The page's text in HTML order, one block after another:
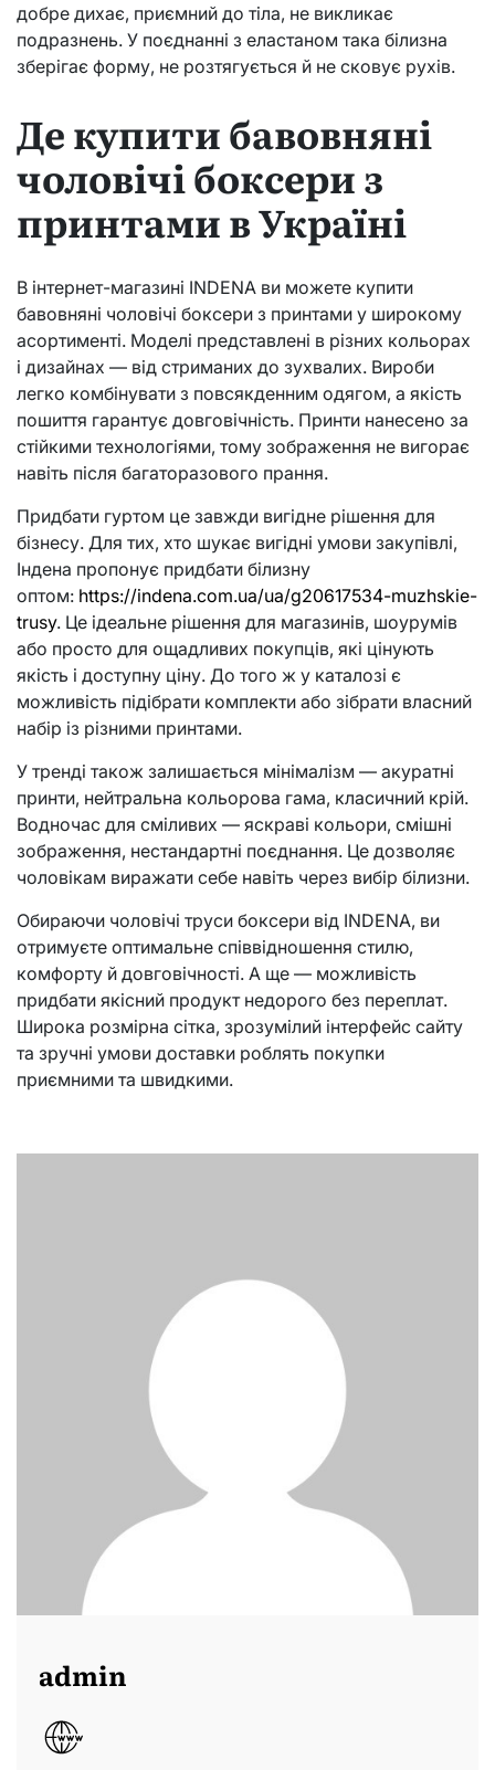
добре дихає, приємний до тіла, не викликає
подразнень. У поєднанні з еластаном така білизна
зберігає форму, не розтягується й не сковує рухів.
Де купити бавовняні
чоловічі боксери з
принтами в Україні
В інтернет-магазині INDENA ви можете купити
бавовняні чоловічі боксери з принтами у широкому
асортименті. Моделі представлені в різних кольорах
і дизайнах — від стриманих до зухвалих. Вироби
легко комбінувати з повсякденним одягом, а якість
пошиття гарантує довговічність. Принти нанесено за
стійкими технологіями, тому зображення не вигорає
навіть після багаторазового прання.
Придбати гуртом це завжди вигідне рішення для
бізнесу. Для тих, хто шукає вигідні умови закупівлі,
Індена пропонує придбати білизну
оптом: https://indena.com.ua/ua/g20617534-muzhskie-
trusy. Це ідеальне рішення для магазинів, шоурумів
або просто для ощадливих покупців, які цінують
якість і доступну ціну. До того ж у каталозі є
можливість підібрати комплекти або зібрати власний
набір із різними принтами.
У тренді також залишається мінімалізм — акуратні
принти, нейтральна кольорова гама, класичний крій.
Водночас для сміливих — яскраві кольори, смішні
зображення, нестандартні поєднання. Це дозволяє
чоловікам виражати себе навіть через вибір білизни.
Обираючи чоловічі труси боксери від INDENA, ви
отримуєте оптимальне співвідношення стилю,
комфорту й довговічності. А ще — можливість
придбати якісний продукт недорого без переплат.
Широка розмірна сітка, зрозумілий інтерфейс сайту
та зручні умови доставки роблять покупки
приємними та швидкими.
admin